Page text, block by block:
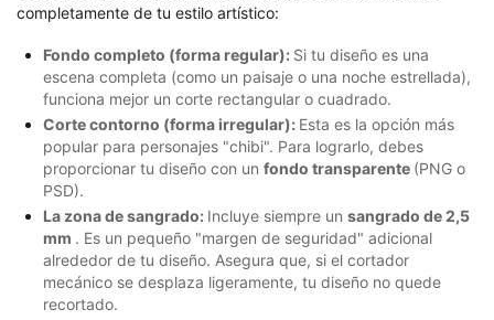
completamente de tu estilo artístico:
Fondo completo (forma regular): Si tu diseño es una
escena completa (como un paisaje o una noche estrellada),
funciona mejor un corte rectangular o cuadrado.
Corte contorno (forma irregular): Esta es la opción más
popular para personajes "chibi". Para lograrlo, debes
proporcionar tu diseño con un fondo transparente (PNG o
PSD).
La zona de sangrado: Incluye siempre un sangrado de 2,5
mm . Es un pequeño "margen de seguridad" adicional
alrededor de tu diseño. Asegura que, si el cortador
mecánico se desplaza ligeramente, tu diseño no quede
recortado.